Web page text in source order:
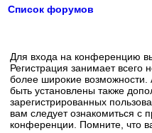
Список форумов
Для входа на конференцию
Регистрация занимает всего
более широкие
быть установлены также
зарегистрированных
вам следует ознакомиться с
конференции. Помните, что